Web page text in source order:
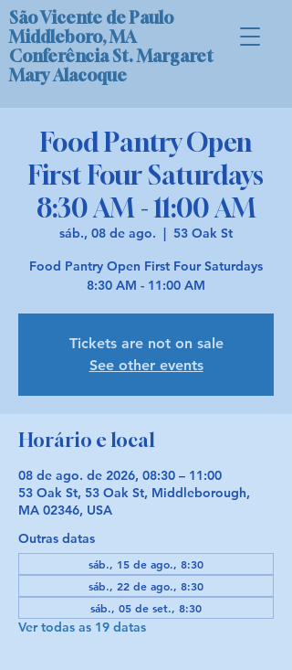
São Vicente de Paulo
Middleboro, MA
Conferência St. Margaret
Mary Alacoque
Food Pantry Open
First Four Saturdays
8:30 AM - 11:00 AM
sáb., 08 de ago.
  |
53 Oak St
Food Pantry Open First Four Saturdays
8:30 AM - 11:00 AM
Tickets are not on sale
See other events
Horário e local
08 de ago. de 2026, 08:30 – 11:00
53 Oak St, 53 Oak St, Middleborough,
MA 02346, USA
Outras datas
sáb., 15 de ago., 8:30
sáb., 22 de ago., 8:30
sáb., 05 de set., 8:30
Ver todas as 19 datas